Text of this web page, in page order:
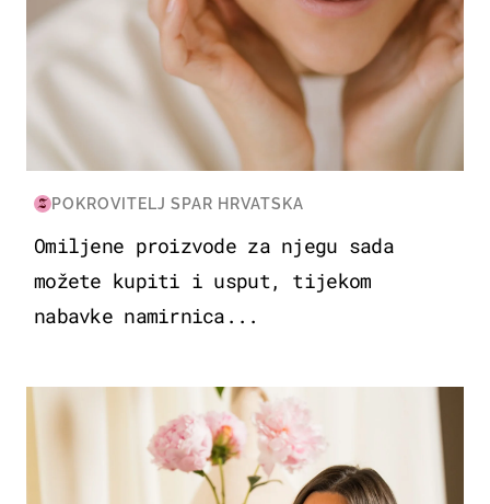
POKROVITELJ SPAR HRVATSKA
Omiljene proizvode za njegu sada
možete kupiti i usput, tijekom
nabavke namirnica...
MODA & LJEPOTA